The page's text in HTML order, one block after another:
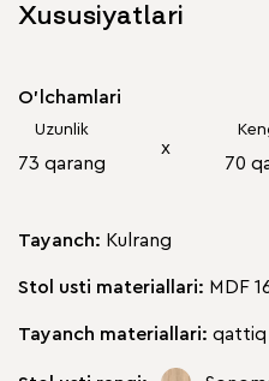
Xususiyatlari
O'lchamlari
Uzunlik
73 qarang
х
70
Tayanch: Kulrang
Stol usti materiallari: MDF
Tayanch materiallari: qattiq